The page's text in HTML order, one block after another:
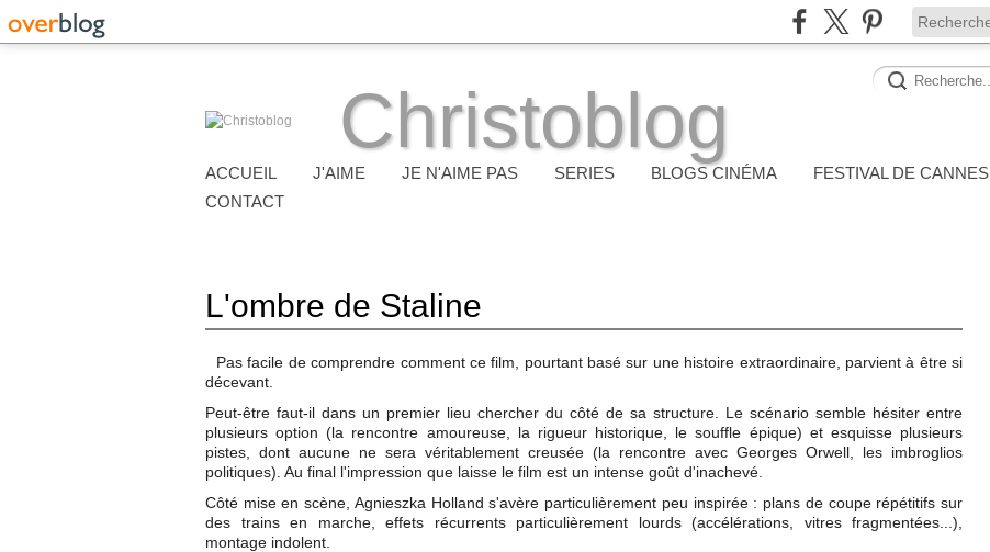
Christoblog
ACCUEIL J'AIME JE N'AIME PAS SERIES BLOGS CINÉMA FESTIVAL DE CANNES
CONTACT
L'ombre de Staline
Pas facile de comprendre comment ce film, pourtant basé sur une histoire extraordinaire, parvient à être si
décevant.
Peut-être faut-il dans un premier lieu chercher du côté de sa structure. Le scénario semble hésiter entre
plusieurs option (la rencontre amoureuse, la rigueur historique, le souffle épique) et esquisse plusieurs
pistes, dont aucune ne sera véritablement creusée (la rencontre avec Georges Orwell, les imbroglios
politiques). Au final l'impression que laisse le film est un intense goût d'inachevé.
Côté mise en scène, Agnieszka Holland s'avère particulièrement peu inspirée : plans de coupe répétitifs sur
des trains en marche, effets récurrents particulièrement lourds (accélérations, vitres fragmentées...),
montage indolent.